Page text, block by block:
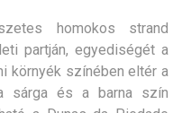
homokos strand
partján, egyediségét a
környék színében eltér a
sárga és a barna szín